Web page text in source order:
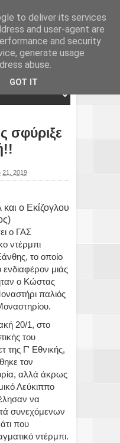
σφύριξε
21, 2019
ο Εκίζογλου
ο ΓΑΣ
ντέρμπι
το οποίο
ενδιαφέρον μιάς
ο Κώστας
παλιός
20/1, στο
του
της Γ' Εθνικής,
τον
αλλά άκρως
Λεύκιππο
να
συνεχόμενων
που
ντέρμπι.
to deliver its services
and user-agent are
and security
generate usage
abuse.
GOT IT